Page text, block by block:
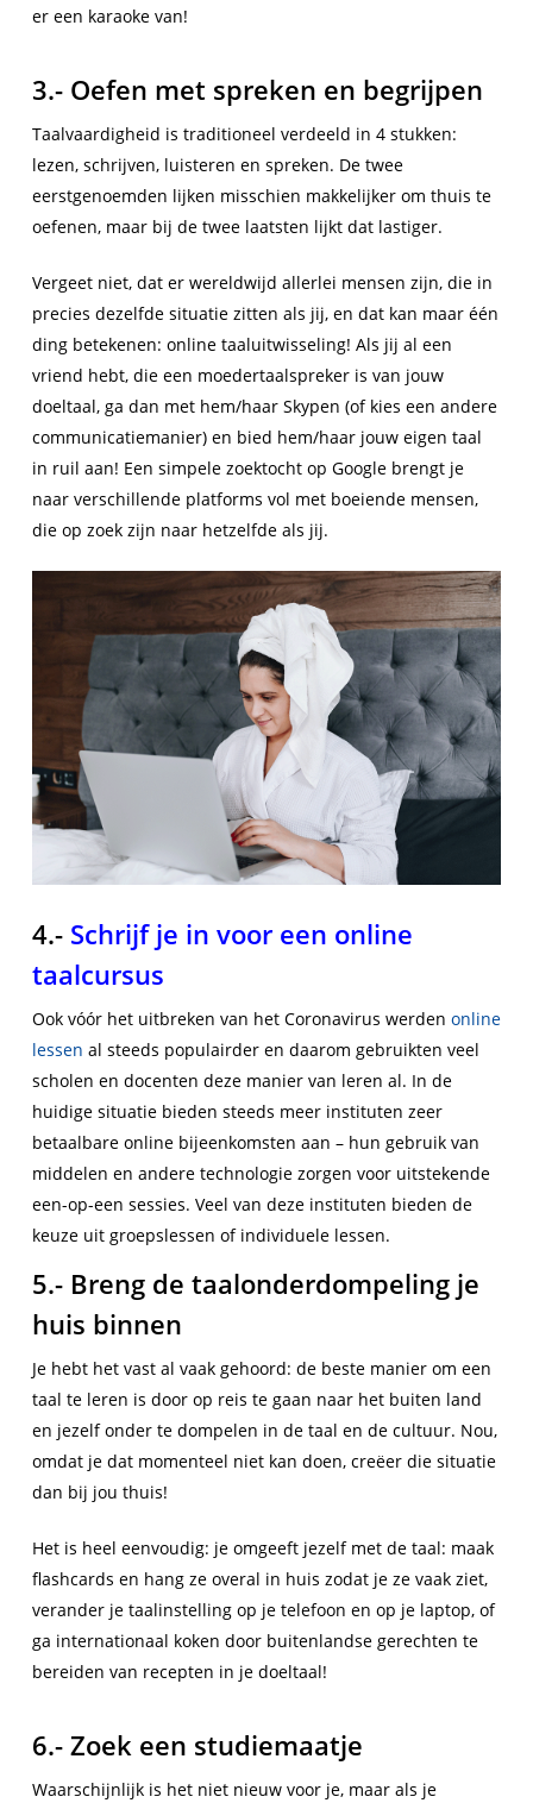
er een karaoke van!
3.- Oefen met spreken en begrijpen
Taalvaardigheid is traditioneel verdeeld in 4 stukken:
lezen, schrijven, luisteren en spreken. De twee
eerstgenoemden lijken misschien makkelijker om thuis te
oefenen, maar bij de twee laatsten lijkt dat lastiger.
Vergeet niet, dat er wereldwijd allerlei mensen zijn, die in
precies dezelfde situatie zitten als jij, en dat kan maar één
ding betekenen: online taaluitwisseling! Als jij al een
vriend hebt, die een moedertaalspreker is van jouw
doeltaal, ga dan met hem/haar Skypen (of kies een andere
communicatiemanier) en bied hem/haar jouw eigen taal
in ruil aan! Een simpele zoektocht op Google brengt je
naar verschillende platforms vol met boeiende mensen,
die op zoek zijn naar hetzelfde als jij.
4.- Schrijf je in voor een online
taalcursus
Ook vóór het uitbreken van het Coronavirus werden online
lessen al steeds populairder en daarom gebruikten veel
scholen en docenten deze manier van leren al. In de
huidige situatie bieden steeds meer instituten zeer
betaalbare online bijeenkomsten aan – hun gebruik van
middelen en andere technologie zorgen voor uitstekende
een-op-een sessies. Veel van deze instituten bieden de
keuze uit groepslessen of individuele lessen.
5.- Breng de taalonderdompeling je
huis binnen
Je hebt het vast al vaak gehoord: de beste manier om een
taal te leren is door op reis te gaan naar het buiten land
en jezelf onder te dompelen in de taal en de cultuur. Nou,
omdat je dat momenteel niet kan doen, creëer die situatie
dan bij jou thuis!
Het is heel eenvoudig: je omgeeft jezelf met de taal: maak
flashcards en hang ze overal in huis zodat je ze vaak ziet,
verander je taalinstelling op je telefoon en op je laptop, of
ga internationaal koken door buitenlandse gerechten te
bereiden van recepten in je doeltaal!
6.- Zoek een studiemaatje
Waarschijnlijk is het niet nieuw voor je, maar als je